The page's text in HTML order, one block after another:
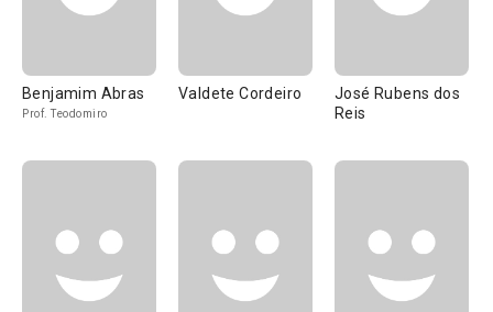
Benjamim Abras
Prof. Teodomiro
Valdete Cordeiro
José Rubens dos
Reis